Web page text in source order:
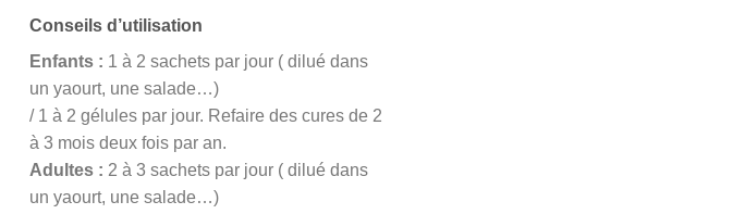
Conseils d’utilisation
Enfants : 1 à 2 sachets par jour ( dilué dans
un yaourt, une salade…)
/ 1 à 2 gélules par jour. Refaire des cures de 2
à 3 mois deux fois par an.
Adultes : 2 à 3 sachets par jour ( dilué dans
un yaourt, une salade…)